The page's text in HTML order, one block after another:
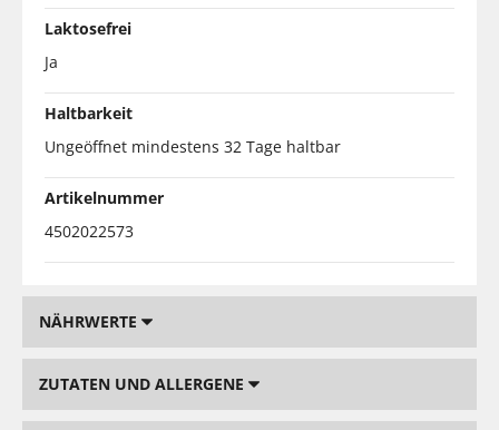
Laktosefrei
Ja
Haltbarkeit
Ungeöffnet mindestens 32 Tage haltbar
Artikelnummer
4502022573
NÄHRWERTE
ZUTATEN UND ALLERGENE